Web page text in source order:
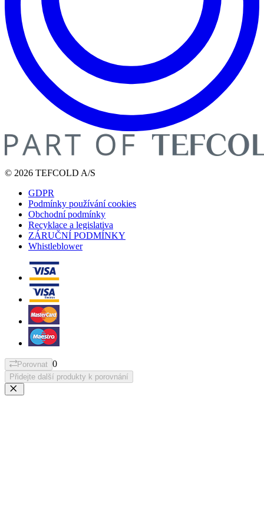
© 2026 TEFCOLD A/S
GDPR
Podmínky používání cookies
Obchodní podmínky
Recyklace a legislativa
ZÁRUČNÍ PODMÍNKY
Whistleblower
Porovnat 0
Přidejte další produkty k porovnání